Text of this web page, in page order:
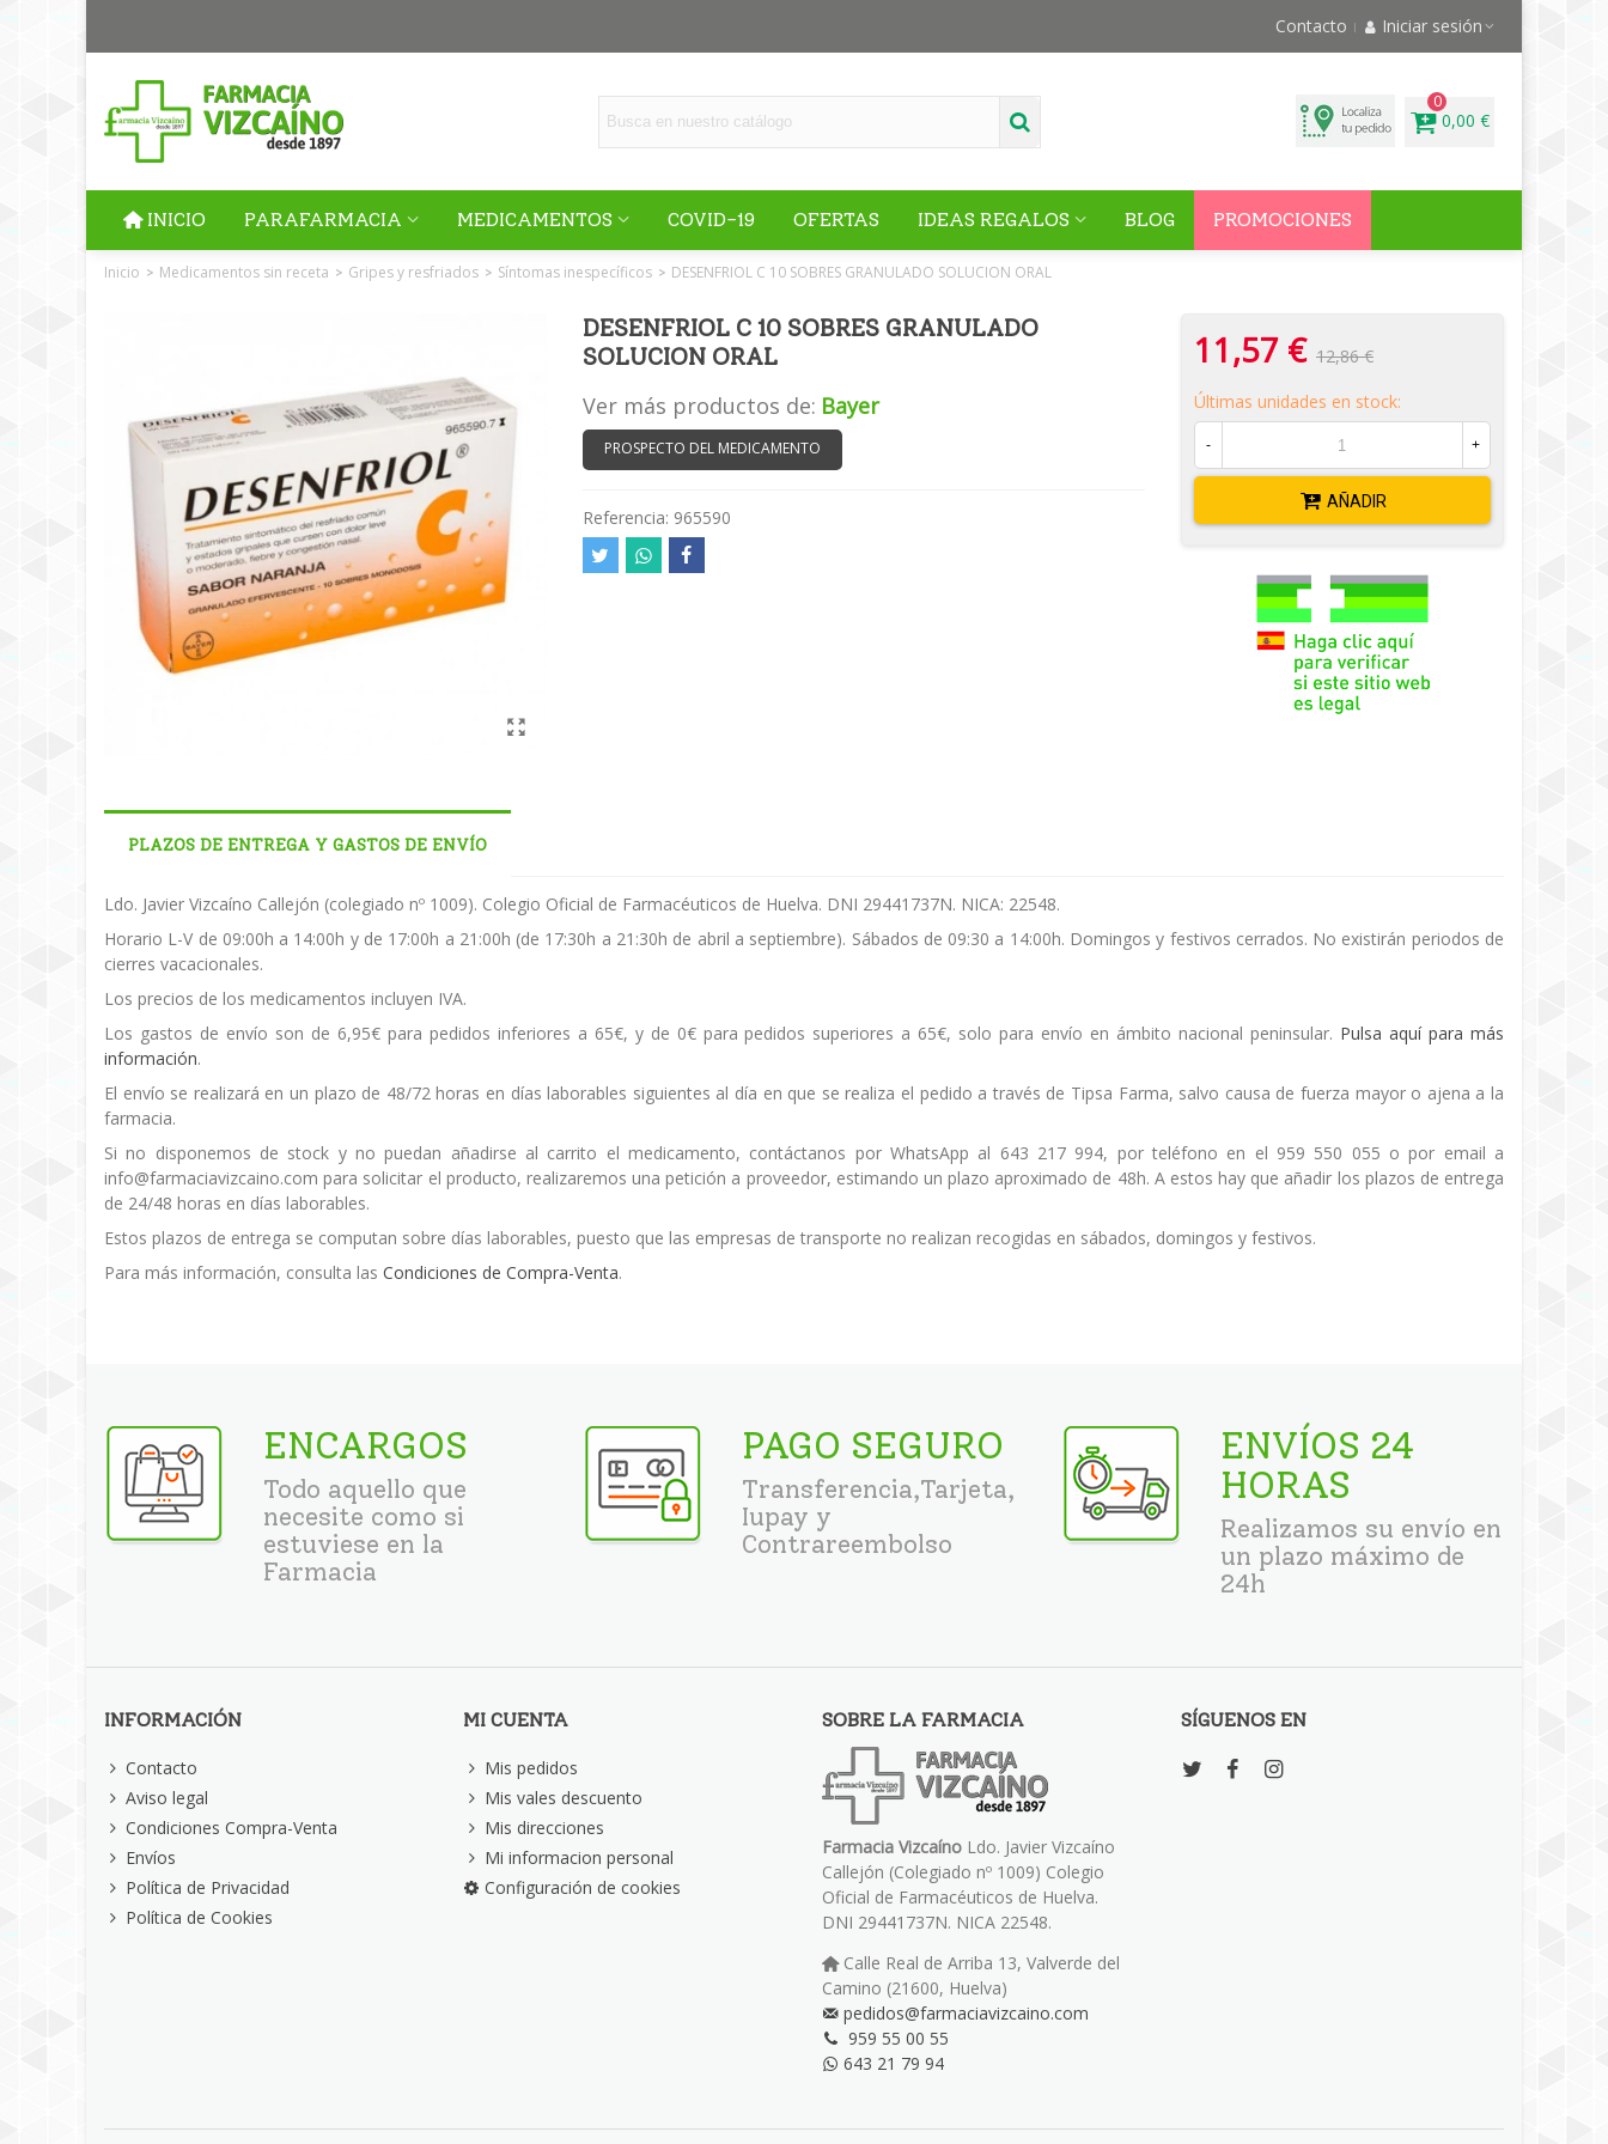
Contacto Iniciar sesión
0
0,00 €
INICIO PARAFARMACIA MEDICAMENTOS COVID-19 OFERTAS IDEAS REGALOS BLOG PROMOCIONES
Inicio > Medicamentos sin receta > Gripes y resfriados > Síntomas inespecíficos > DESENFRIOL C 10 SOBRES GRANULADO SOLUCION ORAL
DESENFRIOL C 10 SOBRES GRANULADO
SOLUCION ORAL
Ver más productos de: Bayer
PROSPECTO DEL MEDICAMENTO
Referencia: 965590
11,57 € 12,86 €
Últimas unidades en stock:
- +
AÑADIR
PLAZOS DE ENTREGA Y GASTOS DE ENVÍO
Ldo. Javier Vizcaíno Callejón (colegiado nº 1009). Colegio Oficial de Farmacéuticos de Huelva. DNI 29441737N. NICA: 22548.
Horario L-V de 09:00h a 14:00h y de 17:00h a 21:00h (de 17:30h a 21:30h de abril a septiembre). Sábados de 09:30 a 14:00h. Domingos y festivos cerrados. No existirán periodos de
cierres vacacionales.
Los precios de los medicamentos incluyen IVA.
Los gastos de envío son de 6,95€ para pedidos inferiores a 65€, y de 0€ para pedidos superiores a 65€, solo para envío en ámbito nacional peninsular. Pulsa aquí para más
información.
El envío se realizará en un plazo de 48/72 horas en días laborables siguientes al día en que se realiza el pedido a través de Tipsa Farma, salvo causa de fuerza mayor o ajena a la
farmacia.
Si no disponemos de stock y no puedan añadirse al carrito el medicamento, contáctanos por WhatsApp al 643 217 994, por teléfono en el 959 550 055 o por email a
info@farmaciavizcaino.com para solicitar el producto, realizaremos una petición a proveedor, estimando un plazo aproximado de 48h. A estos hay que añadir los plazos de entrega
de 24/48 horas en días laborables.
Estos plazos de entrega se computan sobre días laborables, puesto que las empresas de transporte no realizan recogidas en sábados, domingos y festivos.
Para más información, consulta las Condiciones de Compra-Venta.
ENCARGOS
Todo aquello que
necesite como si
estuviese en la
Farmacia
PAGO SEGURO
Transferencia,Tarjeta,
Iupay y
Contrareembolso
ENVÍOS 24
HORAS
Realizamos su envío en
un plazo máximo de
24h
INFORMACIÓN
Contacto
Aviso legal
Condiciones Compra-Venta
Envíos
Política de Privacidad
Política de Cookies
MI CUENTA
Mis pedidos
Mis vales descuento
Mis direcciones
Mi informacion personal
Configuración de cookies
SOBRE LA FARMACIA
Farmacia Vizcaíno Ldo. Javier Vizcaíno
Callejón (Colegiado nº 1009) Colegio
Oficial de Farmacéuticos de Huelva.
DNI 29441737N. NICA 22548.
Calle Real de Arriba 13, Valverde del
Camino (21600, Huelva)
pedidos@farmaciavizcaino.com
959 55 00 55
643 21 79 94
SÍGUENOS EN